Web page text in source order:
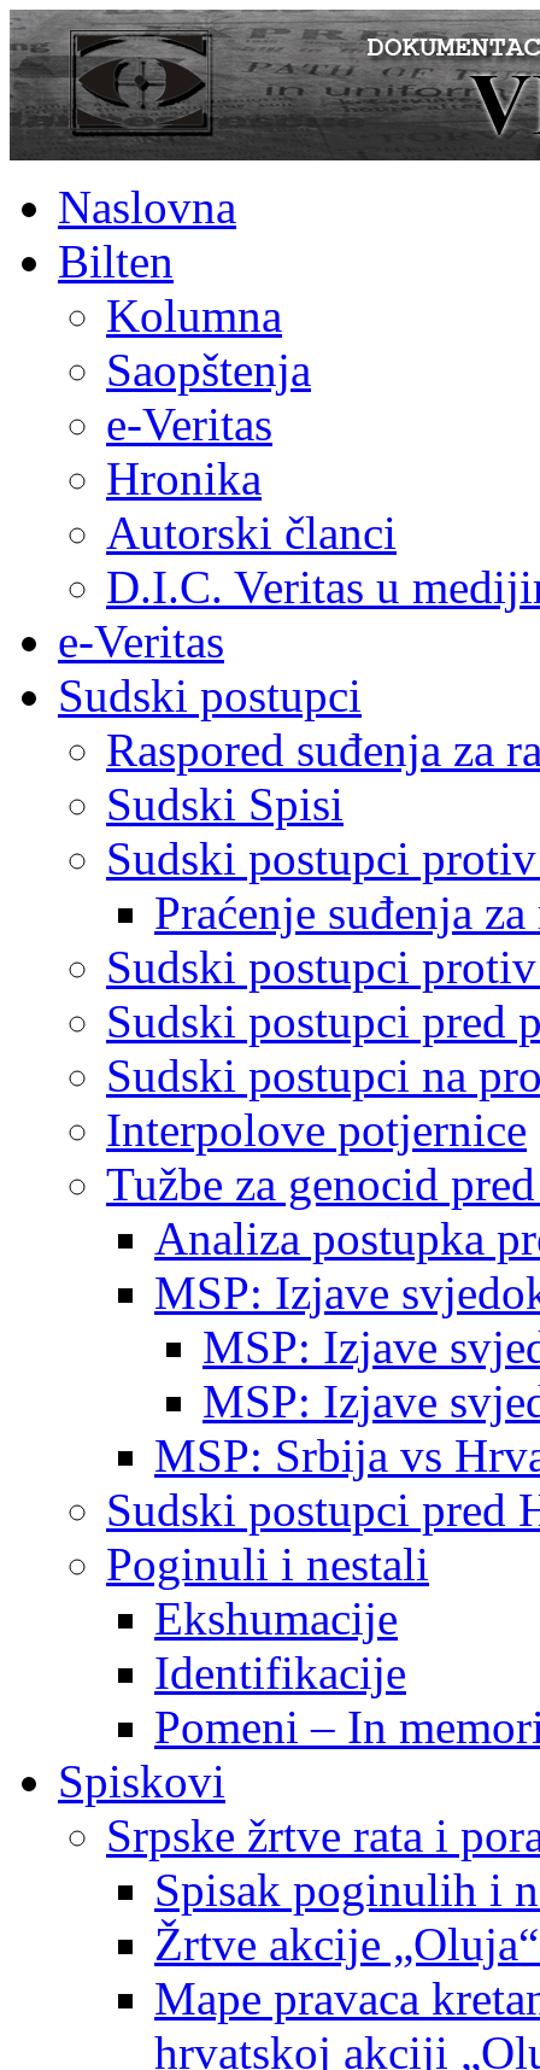
Naslovna
Bilten
Kolumna
Saopštenja
e-Veritas
Hronika
Autorski članci
D.I.C. Veritas u
e-Veritas
Sudski postupci
Raspored suđenja za
Sudski Spisi
Sudski postupci
Praćenje suđenja
Sudski postupci
Sudski postupci pred
Sudski postupci na
Interpolove potjernice
Tužbe za genocid
Analiza postupka
MSP: Izjave
MSP: Izjave
MSP: Izjave
MSP: Srbija vs
Sudski postupci pred
Poginuli i nestali
Ekshumacije
Identifikacije
Pomeni – In
Spiskovi
Srpske žrtve rata i
Spisak poginulih i
Žrtve akcije
Mape pravaca
hrvatskoj akciji